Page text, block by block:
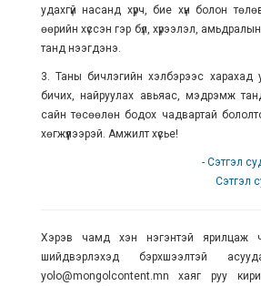
удахгүй насанд хүрч, бие хүн болон
өөрийн хүссэн гэр бүл, хүрээлэл,
танд нээгдэнэ.
3. Таны бичлэгийн хэлбэрээс харахад
бичих, найруулах авьяас, мэдрэмж
сайн төсөөлөн бодох чадвартай
хөгжүүлээрэй. Амжилт хүсье!
- Сэтгэл
Сэтгэл
Хэрэв чамд хэн нэгэнтэй ярилцаж
шийдвэрлэхэд бэрхшээлтэй
yolo@mongolcontent.mn хаяг руу